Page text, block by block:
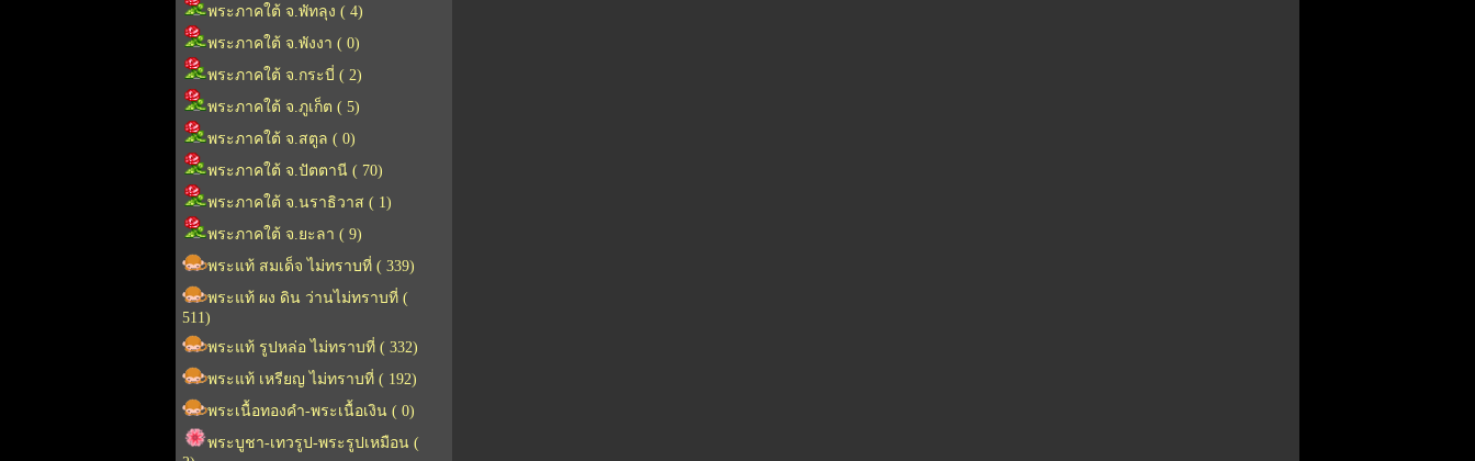
พระภาคใต้ จ.พัทลุง ( 4)
พระภาคใต้ จ.พังงา ( 0)
พระภาคใต้ จ.กระบี่ ( 2)
พระภาคใต้ จ.ภูเก็ต ( 5)
พระภาคใต้ จ.สตูล ( 0)
พระภาคใต้ จ.ปัตตานี ( 70)
พระภาคใต้ จ.นราธิวาส ( 1)
พระภาคใต้ จ.ยะลา ( 9)
พระแท้ สมเด็จ ไม่ทราบที่ ( 339)
พระแท้ ผง ดิน ว่านไม่ทราบที่ (
511)
พระแท้ รูปหล่อ ไม่ทราบที่ ( 332)
พระแท้ เหรียญ ไม่ทราบที่ ( 192)
พระเนื้อทองคำ-พระเนื้อเงิน ( 0)
พระบูชา-เทวรูป-พระรูปเหมือน (